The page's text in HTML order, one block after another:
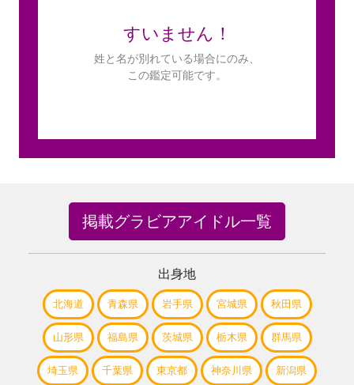
すいません！
姓と名が別れている場合にのみ、
この鑑定可能です。
掲載グラビアアイドル一覧
出身地
北海道 青森県 岩手県 宮城県 秋田県
山形県 福島県 茨城県 栃木県 群馬県
埼玉県 千葉県 東京都 神奈川県 新潟県